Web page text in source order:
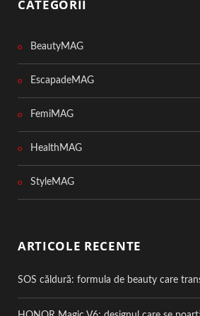
CATEGORII
BeautyMAG
EscapadeMAG
FemiMAG
HealthMAG
StyleMAG
ARTICOLE RECENTE
SOS căldură: formula de beauty care